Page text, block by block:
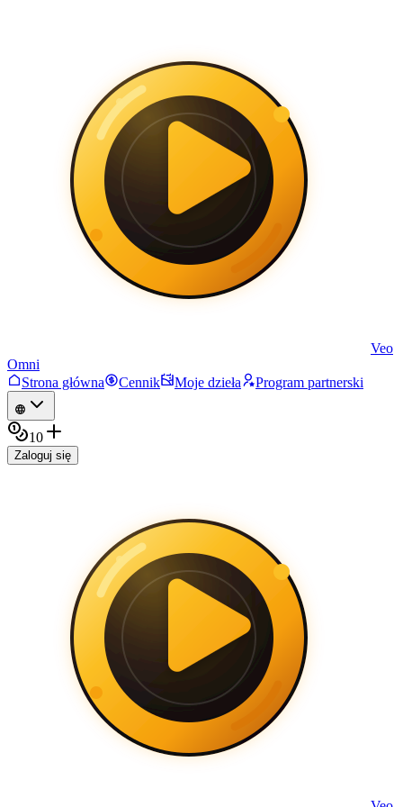
Veo
Omni
Strona główna
Cennik Moje dzieła Program partnerski
10
Zaloguj się